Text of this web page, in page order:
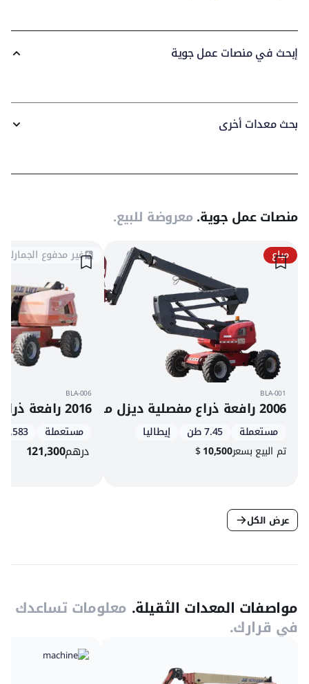
إبحث في منصات عمل جوية
بحث معدات أخرى
منصات عمل جوية.معروضة للبيع.
مباع
BLA-001
2006 رافعة ذراع مفصلية ديزل مانيتو 160 ATJ
مستعملة 7.45 طن
إيطاليا
تم البيع بسعر
$10,500
غير مدفوع الجمارك
BLA-006
2016 رافعة ذراع تلسكوبية دفع رباعي ديزل جي إل جي 460SJ
مستعملة 4,583 س
درهم121,300
عرض الكل
مواصفات المعدات الثقيلة. معلومات تساعدك
في قرارك.